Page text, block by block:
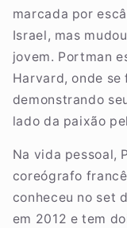
marcada por
Israel, mas
jovem. Portman
Harvard, onde se
demonstrando
lado da paixão
Na vida pessoal,
coreógrafo
conheceu no set
em 2012 e tem